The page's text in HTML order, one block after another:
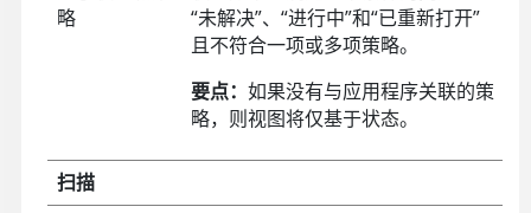
略
“未解决”、“进行中”和“已重新打开”
且不符合一项或多项策略。
要点： 如果没有与应用程序关联的策
略，则视图将仅基于状态。
扫描